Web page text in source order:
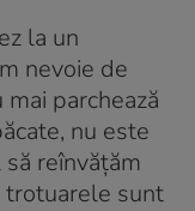
la un
nevoie de
parchează
nu este
reînvățăm
trotuarele sunt